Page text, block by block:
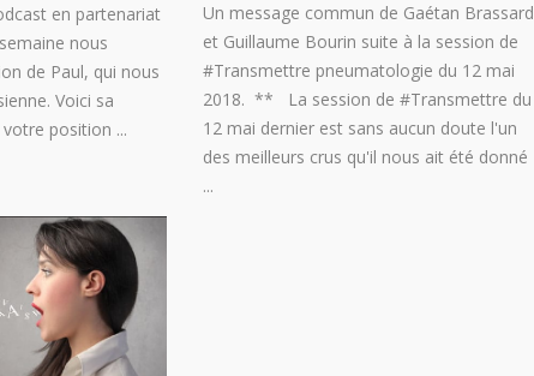
en partenariat
nous
de Paul, qui nous
Voici sa
votre position
Un message commun de Gaétan Brassard
et Guillaume Bourin suite à la session de
#Transmettre pneumatologie du 12 mai
2018. ** La session de #Transmettre du
12 mai dernier est sans aucun doute l'un
des meilleurs crus qu'il nous ait été donné